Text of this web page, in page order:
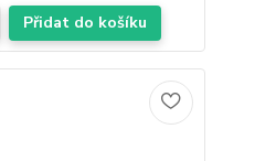
Přidat do košíku